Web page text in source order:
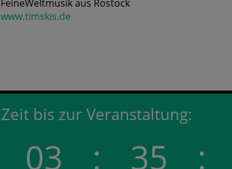
FeineWeltmusik aus Rostock
www.timskis.de
Zeit bis zur Veranstaltung:
03 : 35 :